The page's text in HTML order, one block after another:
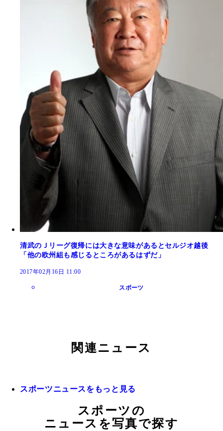
清武のＪリーグ復帰には大きな意味があるとセルジオ越後
「他の欧州組も感じるところがあるはずだ」
2017年02月16日 11:00
スポーツ
関連ニュース
スポーツニュースをもっと見る
スポーツの
ニュースを写真で探す